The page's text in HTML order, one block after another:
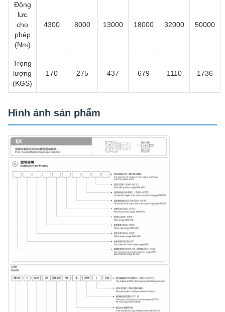
Động
lực
cho
phép
(Nm)
4300 8000 13000 18000 32000 50000
Trọng
lượng
(KGS)
170 275 437 679 1110 1736
Hình ảnh sản phẩm